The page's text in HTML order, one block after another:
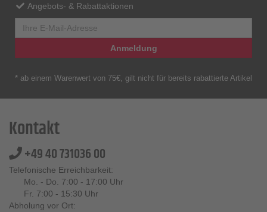
Angebots- & Rabattaktionen
Anmeldung
* ab einem Warenwert von 75€, gilt nicht für bereits rabattierte Artikel
Kontakt
+49 40 731036 00
Telefonische Erreichbarkeit:
Mo. - Do. 7:00 - 17:00 Uhr
Fr. 7:00 - 15:30 Uhr
Abholung vor Ort: